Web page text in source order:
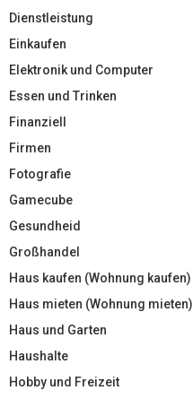
Dienstleistung
Einkaufen
Elektronik und Computer
Essen und Trinken
Finanziell
Firmen
Fotografie
Gamecube
Gesundheid
Großhandel
Haus kaufen (Wohnung kaufen)
Haus mieten (Wohnung mieten)
Haus und Garten
Haushalte
Hobby und Freizeit